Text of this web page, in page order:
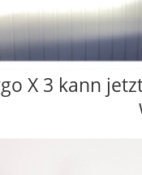
X 3 kann